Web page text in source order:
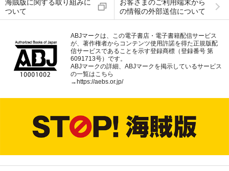
海賊版に関する取り組みに
ついて
お客さまのご利用端末から
の情報の外部送信について
ABJマークは、この電子書店・電子書籍配信サービス
が、著作権者からコンテンツ使用許諾を得た正規版配
信サービスであることを示す登録商標（登録番号 第
6091713号）です。
ABJマークの詳細、ABJマークを掲示しているサービス
の一覧はこちら
→https://aebs.or.jp/